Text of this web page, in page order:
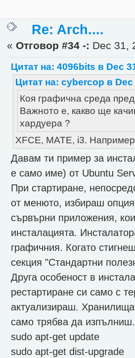
Re: Arch....
« Отговор #34 -: Dec 31,
Цитат на: 4096bits в Dec
Цитат на: cybercop в Dec
Коя графична среда
Важното е, какво ще
хардуера ?
XFCE, MATE, i3.
Давам ти пример за
е само име) от Ubuntu
При стартиране,
от менюто, избираш
сървърни приложения,
инсталацията.
графичния. Когато
секция "Стандартни
Друга особеност в
рестартиране си само с
актуализираш.
само трябва да изпълниш.
sudo apt-get update
sudo apt-get dist-upgrade